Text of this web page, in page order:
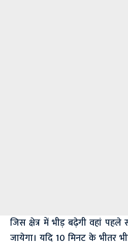
जिस क्षेत्र में भीड़ बढ़ेगी वहां
जायेगा। यदि 10 मिनट के भीतर